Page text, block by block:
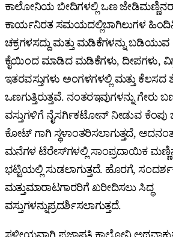
ಕಾಲೋನಿಯ ಬೀದಿಗಳಲ್ಲಿ ಒಣ
ಕಾರ್ಯನಿರತ ಸಮಯದಲ್ಲಿಬಾಗಿಲುಗಳ
ಚಕ್ರಗಳಸದ್ದು ಮತ್ತು ಮಡಿಕೆಗಳನ್ನು ಬಡಿಯುವ
ಕೈಯಿಂದ ಮಾಡಿದ ಮಡಿಕೆಗಳು, ದೀಪಗಳು,
ಇತರವಸ್ತುಗಳು ಅಂಗಳಗಳಲ್ಲಿ ಮತ್ತು ಕೆಲಸದ
ಒಣಗುತ್ತಿರುತ್ತವೆ. ನಂತರಇವುಗಳನ್ನು ಗೇರು
ವಸ್ತುಗಳಿಗೆ ನೈಸರ್ಗಿಕಟೋನ್ ನೀಡುವ ಕೆಂಪು
ಕೋಟ್ ಗಾಗಿ ಸ್ಥಳಾಂತರಿಸಲಾಗುತ್ತದೆ,
ಮನೆಗಳ ಟೆರೇಸ್‌ಗಳಲ್ಲಿ ಸಾಂಪ್ರದಾಯಿಕ
ಭಟ್ಟಿಯಲ್ಲಿ ಸುಡಲಾಗುತ್ತದೆ. ಹೊರಗೆ,
ಮತ್ತುಮಾರಾಟಗಾರರಿಗೆ ಖರೀದಿಸಲು ಸಿದ್ಧ
ವಸ್ತುಗಳನ್ನುಪ್ರದರ್ಶಿಸಲಾಗುತ್ತದೆ.
ಸ್ಥಳೀಯವಾಗಿ ಪ್ರಜಾಪತಿ ಕಾಲೋನಿ